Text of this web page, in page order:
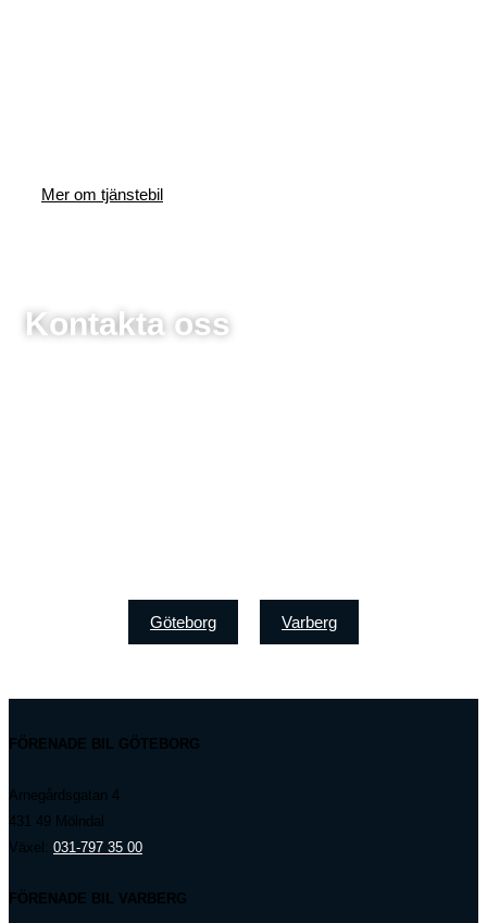
Mer om tjänstebil
Kontakta oss
Göteborg Varberg
FÖRENADE BIL GÖTEBORG
Arnegårdsgatan 4
431 49 Mölndal
Växel: 031-797 35 00
FÖRENADE BIL VARBERG